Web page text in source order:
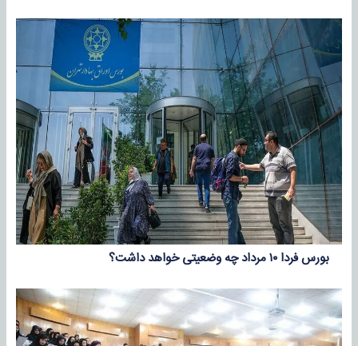
بورس فردا ۱۰ مرداد چه وضعیتی خواهد داشت؟